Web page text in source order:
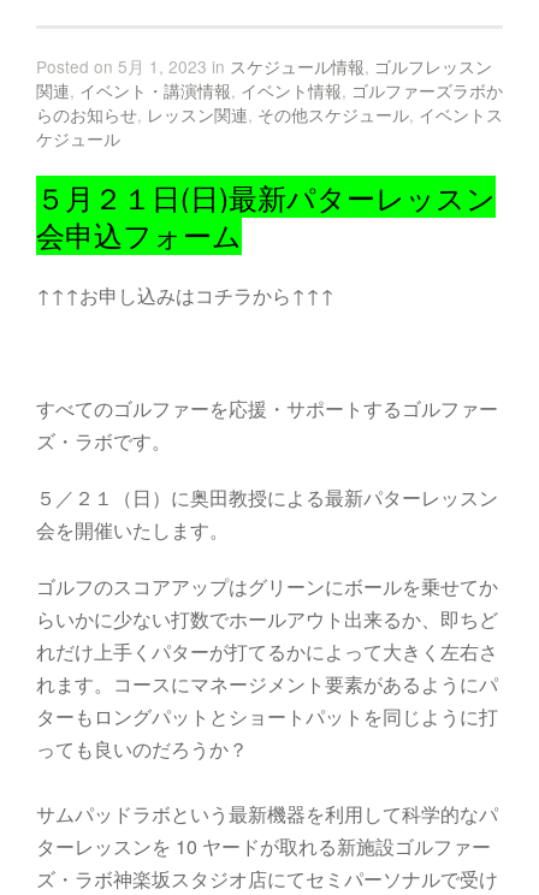
Posted on 5月 1, 2023 in スケジュール情報, ゴルフレッスン
関連, イベント・講演情報, イベント情報, ゴルファーズラボか
らのお知らせ, レッスン関連, その他スケジュール, イベントス
ケジュール
５月２１日(日)最新パターレッスン
会申込フォーム
↑↑↑お申し込みはコチラから↑↑↑
すべてのゴルファーを応援・サポートするゴルファー
ズ・ラボです。
５／２１（日）に奥田教授による最新パターレッスン
会を開催いたします。
ゴルフのスコアアップはグリーンにボールを乗せてか
らいかに少ない打数でホールアウト出来るか
即ちど
れだけ上手くパターが打てるかによって大きく左右さ
れます。 コースにマネージメント要素があるようにパ
ターもロングパットとショートパットを同じように打
っても良いのだろうか？
サムパッドラボという最新機器を利用して科学的なパ
ターレッスンを 10 ヤードが取れる新施設ゴルファー
ズ・ラボ神楽坂スタジオ店にてセミパーソナルで受け